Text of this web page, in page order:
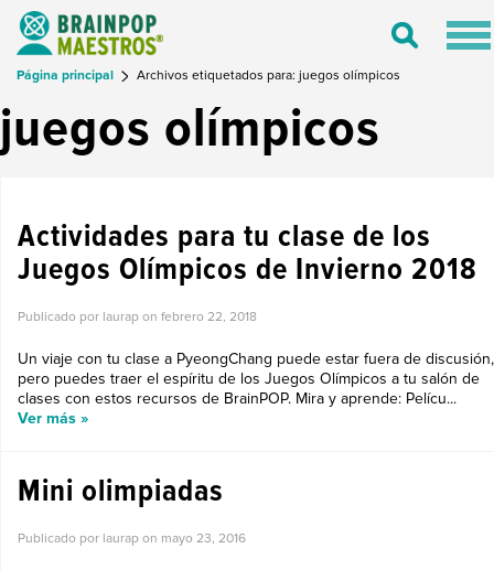
Toggle
Página principal Archivos etiquetados para: juegos olímpicos
juegos olímpicos
Actividades para tu clase de los
Juegos Olímpicos de Invierno 2018
Publicado por laurap on febrero 22, 2018
Un viaje con tu clase a PyeongChang puede estar fuera de discusión,
pero puedes traer el espíritu de los Juegos Olímpicos a tu salón de
clases con estos recursos de BrainPOP. Mira y aprende: Pelícu...
Ver más »
Mini olimpiadas
Publicado por laurap on mayo 23, 2016